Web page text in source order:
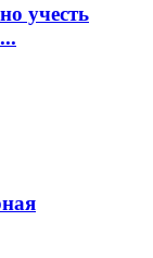
учесть